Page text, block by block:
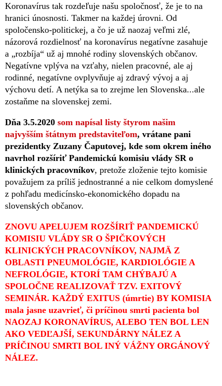
Koronavírus tak rozdeľuje našu spoločnosť, že je to na
hranici únosnosti. Takmer na každej úrovni. Od
spoločensko-politickej, a čo je už naozaj veľmi zlé,
názorová rozdielnosť na koronavírus negatívne zasahuje
a „rozbíja“ už aj mnohé rodiny slovenských občanov.
Negatívne vplýva na vzťahy, nielen pracovné, ale aj
rodinné, negatívne ovplyvňuje aj zdravý vývoj a aj
výchovu detí. A netýka sa to zrejme len Slovenska...ale
zostaňme na slovenskej zemi.
Dňa 3.5.2020 som napísal listy štyrom našim
najvyšším štátnym predstaviteľom, vrátane pani
prezidentky Zuzany Čaputovej, kde som okrem iného
navrhol rozšíriť Pandemickú komisiu vlády SR o
klinických pracovníkov, pretože zloženie tejto komisie
považujem za príliš jednostranné a nie celkom domyslené
z pohľadu medicínsko-ekonomického dopadu na
slovenských občanov.
ZNOVU APELUJEM ROZŠÍRIŤ PANDEMICKÚ
KOMISIU VLÁDY SR O ŠPIČKOVÝCH
KLINICKÝCH PRACOVNÍKOV, NAJMÄ Z
OBLASTI PNEUMOLÓGIE, KARDIOLÓGIE A
NEFROLÓGIE, KTORÍ TAM CHÝBAJÚ A
SPOLOČNE REALIZOVAŤ TZV. EXITOVÝ
SEMINÁR. KAŽDÝ EXITUS (úmrtie) BY KOMISIA
mala jasne uzavrieť, či príčinou smrti pacienta bol
NAOZAJ KORONAVÍRUS, ALEBO TEN BOL LEN
AKO VEDĽAJŠÍ, SEKUNDÁRNY NÁLEZ A
PRÍČINOU SMRTI BOL INÝ VÁŽNY ORGÁNOVÝ
NÁLEZ.